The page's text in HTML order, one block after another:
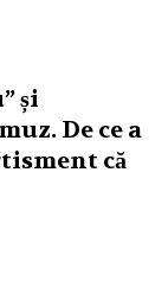
și
De ce a
că